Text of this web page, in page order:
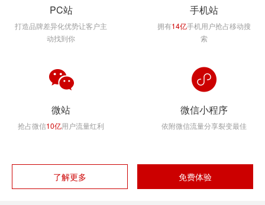
PC站
打造品牌差异化优势让客户主
动找到你
手机站
拥有14亿手机用户抢占移动搜
索
微站
抢占微信10亿用户流量红利
微信小程序
依附微信流量分享裂变最佳
了解更多 免费体验